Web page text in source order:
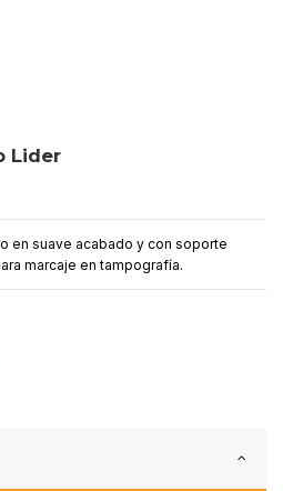
Lider
en suave acabado y con soporte
marcaje en tampografía.